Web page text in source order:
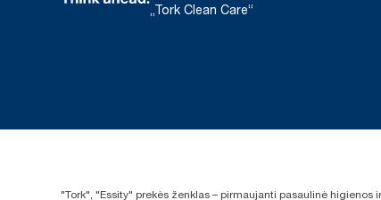
„Tork Clean Care“
"Tork", "Essity" prekės ženklas – pirmaujanti pasaulinė